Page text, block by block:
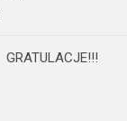
GRATULACJE!!!